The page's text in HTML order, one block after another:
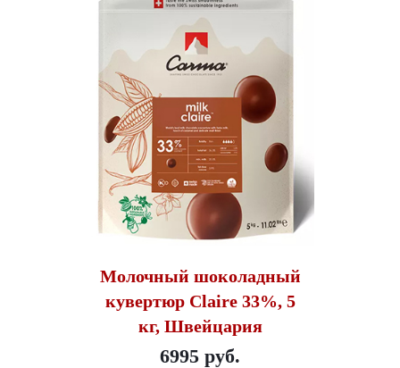
Молочный шоколадный
кувертюр Claire 33%, 5
кг, Швейцария
6995 руб.